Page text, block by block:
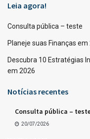
Leia agora!
Consulta pública – teste
Planeje suas Finanças
Descubra 10 Estratégias
em 2026
Notícias recentes
Consulta pública –
20/07/2026